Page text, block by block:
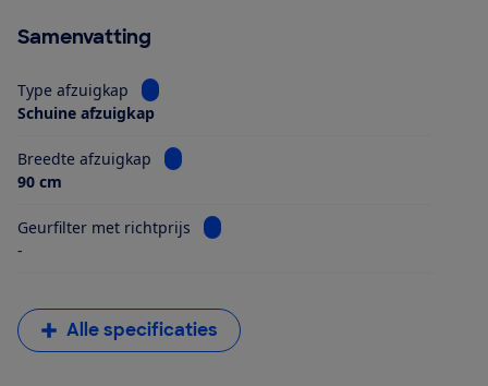
Samenvatting
Type afzuigkap
Bekijk informatie voor Type afzuigkap
Schuine afzuigkap
Breedte afzuigkap
Bekijk informatie voor Breedte afzuigkap
90 cm
Geurfilter met richtprijs
Bekijk informatie voor Geurfilter met
-
Alle specificaties